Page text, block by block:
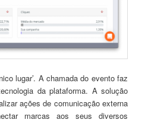
lugar’. A chamada do evento faz
da plataforma. A solução
ações de comunicação externa
marcas aos seus diversos